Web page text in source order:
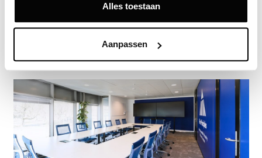
Alles toestaan
Aanpassen
Gerelateerde nieuwsberichten